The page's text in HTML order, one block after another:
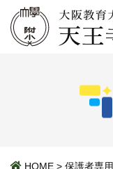
HOME > 保護者専用